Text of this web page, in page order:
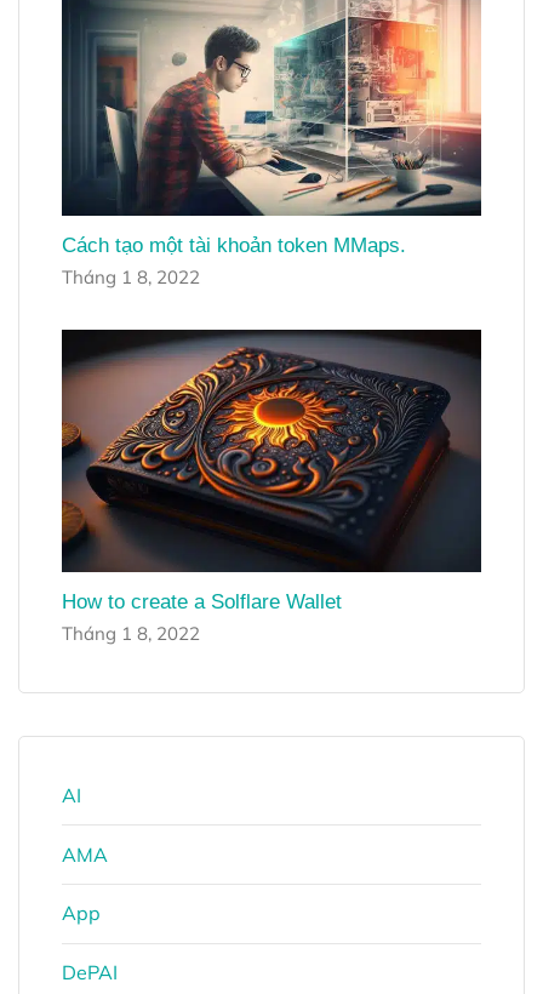
Cách tạo một tài khoản token MMaps.
Tháng 1 8, 2022
How to create a Solflare Wallet
Tháng 1 8, 2022
AI
AMA
App
DePAI